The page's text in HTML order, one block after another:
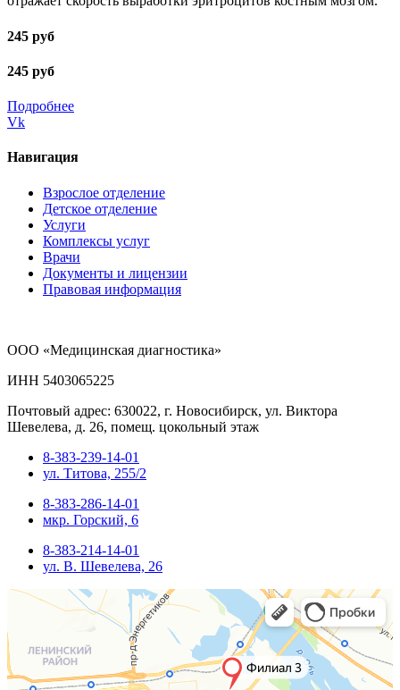
245 руб
245 руб
Подробнее
Vk
Навигация
Взрослое отделение
Детское отделение
Услуги
Комплексы услуг
Врачи
Документы и лицензии
Правовая информация
ООО «Медицинская диагностика»
ИНН 5403065225
Почтовый адрес: 630022, г. Новосибирск, ул. Виктора
Шевелева, д. 26, помещ. цокольный этаж
8-383-239-14-01
ул. Титова, 255/2
8-383-286-14-01
мкр. Горский, 6
8-383-214-14-01
ул. В. Шевелева, 26